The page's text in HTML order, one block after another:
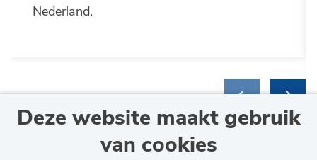
Deze website maakt gebruik
van cookies
Nederland.